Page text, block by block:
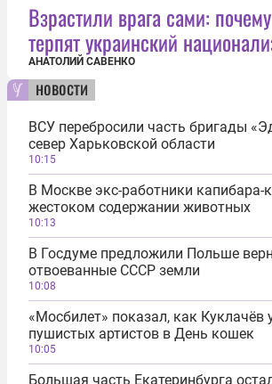
Взрастили врага сами:
терпят украинский
АНАТОЛИЙ САВЕНКО
новости
ВСУ перебросили часть бригады
север Харьковской области
10:15
В Москве экс-работники капибара-
жестоком содержании животных
10:13
В Госдуме предложили Польше
отвоеванные СССР земли
10:08
«Мосбилет» показал, как Куклачёв
пушистых артистов в День кошек
10:05
Большая часть Екатеринбурга